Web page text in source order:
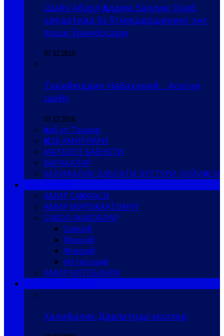
Шайх Абдул Қаддим Заллум: Ҳизб
қиёдатида ўз ўтмишдошининг энг
яхши ўринбосари
07.12.2016
Тақийюддин Набаҳоний… Асосчи
шайх
07.12.2016
Ҳизб ут-Таҳрир
ҲИЗБ АМИРЛАРИ
МАТБУОТ БАЁНОТИ
ВАРАҚАЛАР
ХАЛИФАЛИК ДАВЛАТИ ДУСТУРИ ЛОЙИҲАСИ
АМИР САҲИФАСИ
АМИР МУРОЖААТЛАРИ
САВОЛ-ЖАВОБЛАР
Сиёсий
Фиқҳий
Фикрий
Иқтисодий
АМИР КИТОБЛАРИ
Халифалик Давлатида моллар